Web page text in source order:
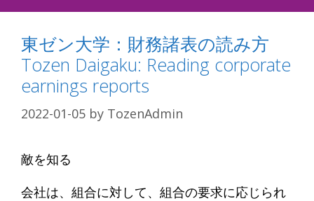
東ゼン大学：財務諸表の読み方
Tozen Daigaku: Reading corporate
earnings reports
2022-01-05 by TozenAdmin
敵を知る
会社は、組合に対して、組合の要求に応じられ